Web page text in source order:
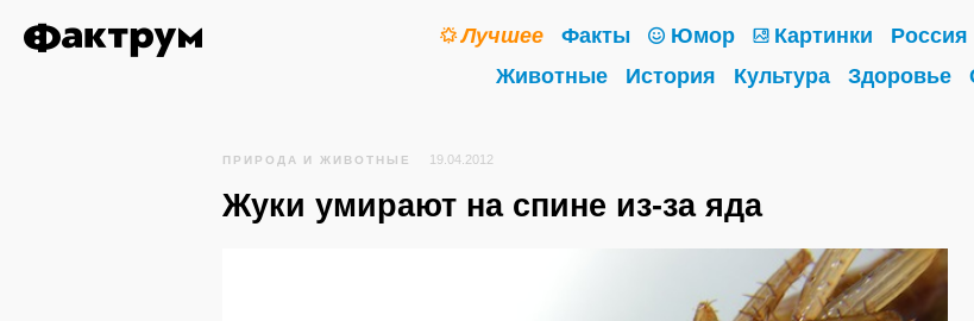
Лучшее Факты Юмор Картинки Россия
Животные
История Культура Здоровье
ПРИРОДА И ЖИВОТНЫЕ 19.04.2012
Жуки умирают на спине из-за яда